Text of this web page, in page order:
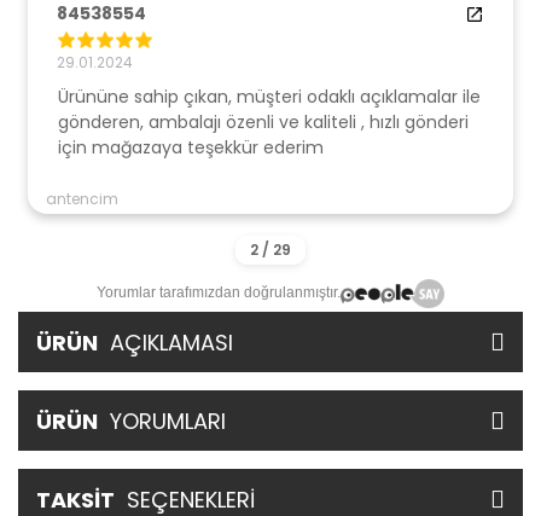
84538554
29.01.2024
Ürününe sahip çıkan, müşteri odaklı açıklamalar ile
gönderen, ambalajı özenli ve kaliteli , hızlı gönderi
için mağazaya teşekkür ederim
antencim
Yorumlar tarafımızdan doğrulanmıştır.
ÜRÜN AÇIKLAMASI
ÜRÜN YORUMLARI
TAKSİT SEÇENEKLERİ